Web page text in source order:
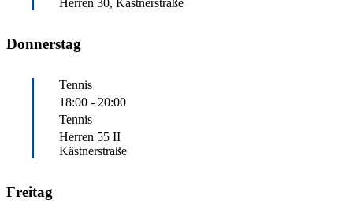
Donnerstag
Tennis
18:00 - 20:00
Tennis
Herren 55 II
Kästnerstraße
Freitag